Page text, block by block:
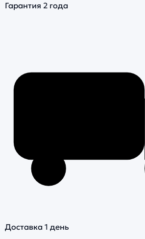
Гарантия 2 года
Доставка 1 день